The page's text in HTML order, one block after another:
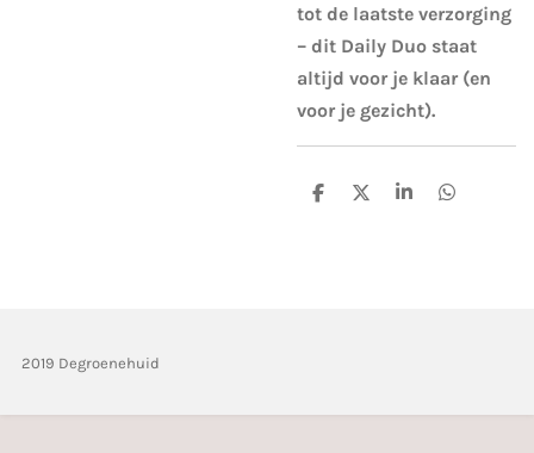
tot de laatste verzorging
– dit Daily Duo staat
altijd voor je klaar (en
voor je gezicht).
D
D
S
D
2019 Degroenehuid